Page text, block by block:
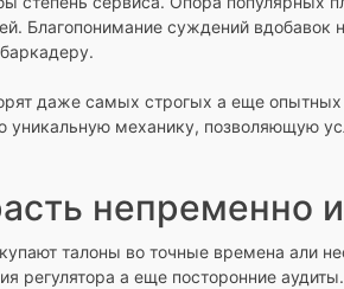
Благопонимание суждений вдобавок
даже самых строгых а еще опытных
уникальную механику, позволяющую
непременно
талоны во точные времена али
регулятора а еще посторонние